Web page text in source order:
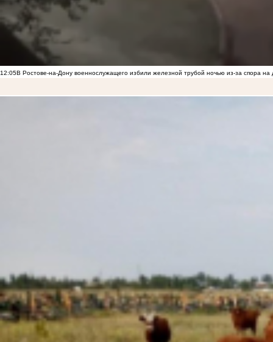
12:05В Ростове-на-Дону военнослужащего избили железной трубой ночью из-за спора на